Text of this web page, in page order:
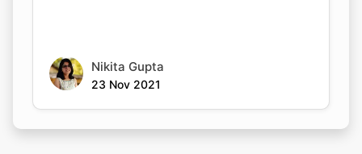
Nikita Gupta
23 Nov 2021